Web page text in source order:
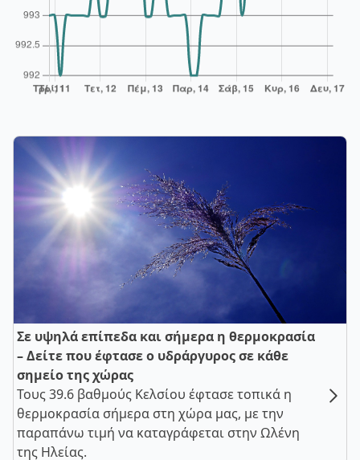
Σε υψηλά επίπεδα και σήμερα η θερμοκρασία
– Δείτε που έφτασε ο υδράργυρος σε κάθε
σημείο της χώρας
Τους 39.6 βαθμούς Κελσίου έφτασε τοπικά η
θερμοκρασία σήμερα στη χώρα μας, με την
παραπάνω τιμή να καταγράφεται στην Ωλένη
της Ηλείας.